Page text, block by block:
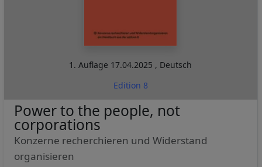
1. Auflage 17.04.2025 , Deutsch
Edition 8
Power to the people, not
corporations
Konzerne recherchieren und Widerstand
organisieren